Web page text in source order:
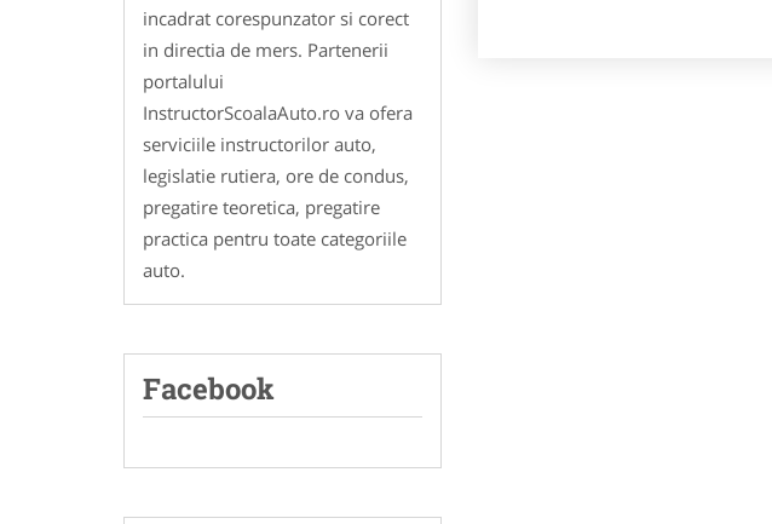
incadrat corespunzator si corect
in directia de mers. Partenerii
portalului
InstructorScoalaAuto.ro va ofera
serviciile instructorilor auto,
legislatie rutiera, ore de condus,
pregatire teoretica, pregatire
practica pentru toate categoriile
auto.
Facebook